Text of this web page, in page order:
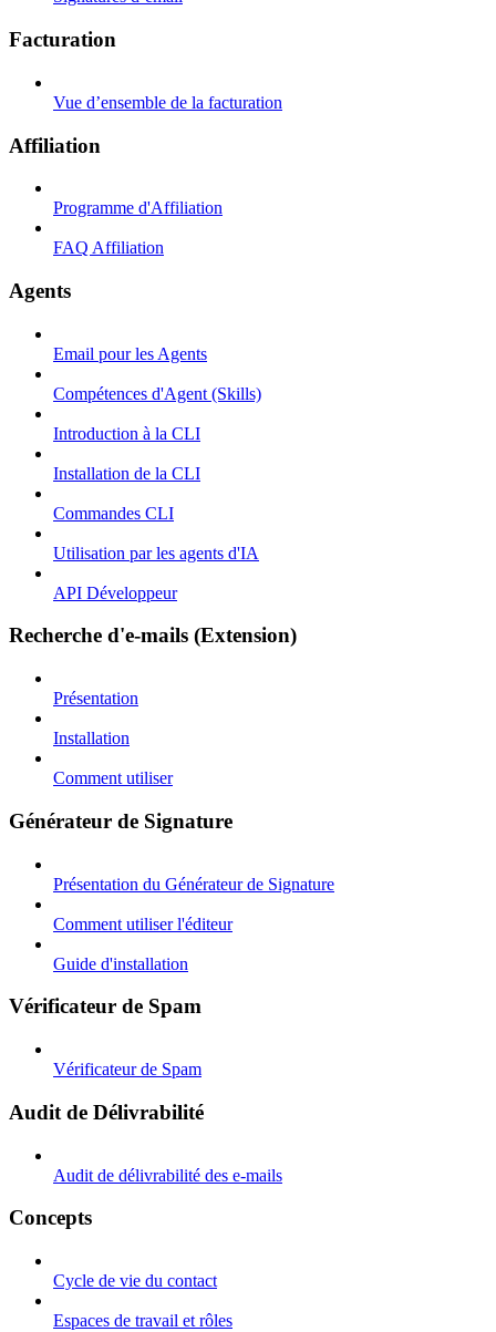
Facturation
Vue d’ensemble de la facturation
Affiliation
Programme d'Affiliation
FAQ Affiliation
Agents
Email pour les Agents
Compétences d'Agent (Skills)
Introduction à la CLI
Installation de la CLI
Commandes CLI
Utilisation par les agents d'IA
API Développeur
Recherche d'e-mails (Extension)
Présentation
Installation
Comment utiliser
Générateur de Signature
Présentation du Générateur de Signature
Comment utiliser l'éditeur
Guide d'installation
Vérificateur de Spam
Vérificateur de Spam
Audit de Délivrabilité
Audit de délivrabilité des e-mails
Concepts
Cycle de vie du contact
Espaces de travail et rôles